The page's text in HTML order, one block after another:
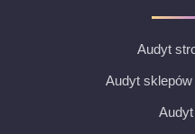
Audyt
Audyt